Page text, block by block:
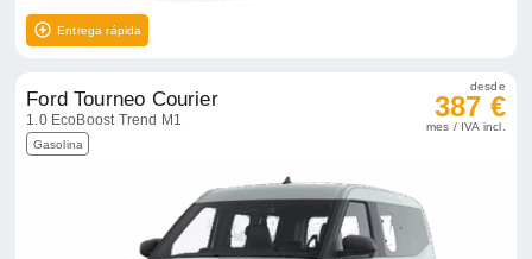
Entrega rápida
Ford Tourneo Courier
1.0 EcoBoost Trend M1
Gasolina
desde
387 €
mes / IVA incl.